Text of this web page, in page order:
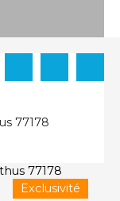
77178
Exclusivité